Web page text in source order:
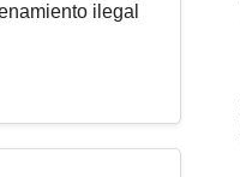
ilegal